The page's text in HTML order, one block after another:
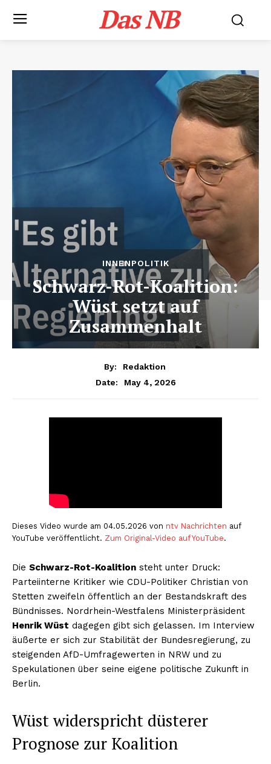
Das NB
INNENPOLITIK
Schwarz-Rot-Koalition:
Wüst setzt auf
Zusammenhalt
By:
Redaktion
Date:
May 4, 2026
Dieses Video wurde am 04.05.2026 von ntv Nachrichten auf
YouTube veröffentlicht. Zum Original-Video auf YouTube.
Die Schwarz-Rot-Koalition steht unter Druck:
Parteiinterne Kritiker wie CDU-Politiker Christian von
Stetten zweifeln öffentlich an der Bestandskraft des
Bündnisses. Nordrhein-Westfalens Ministerpräsident
Henrik Wüst dagegen gibt sich gelassen. Im Interview
äußerte er sich zur Stabilität der Bundesregierung, zu
steigenden AfD-Umfragewerten in NRW und zu
Spekulationen über seine eigene politische Zukunft in
Berlin.
Wüst widerspricht düsterer
Prognose zur Koalition